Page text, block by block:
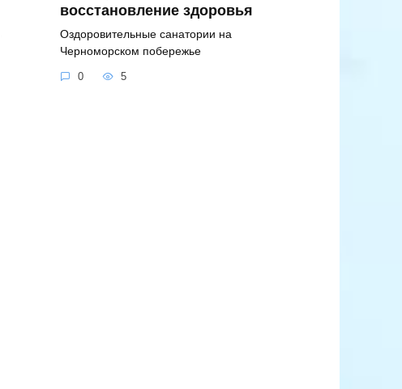
восстановление здоровья
Оздоровительные санатории на
Черноморском побережье
0 5